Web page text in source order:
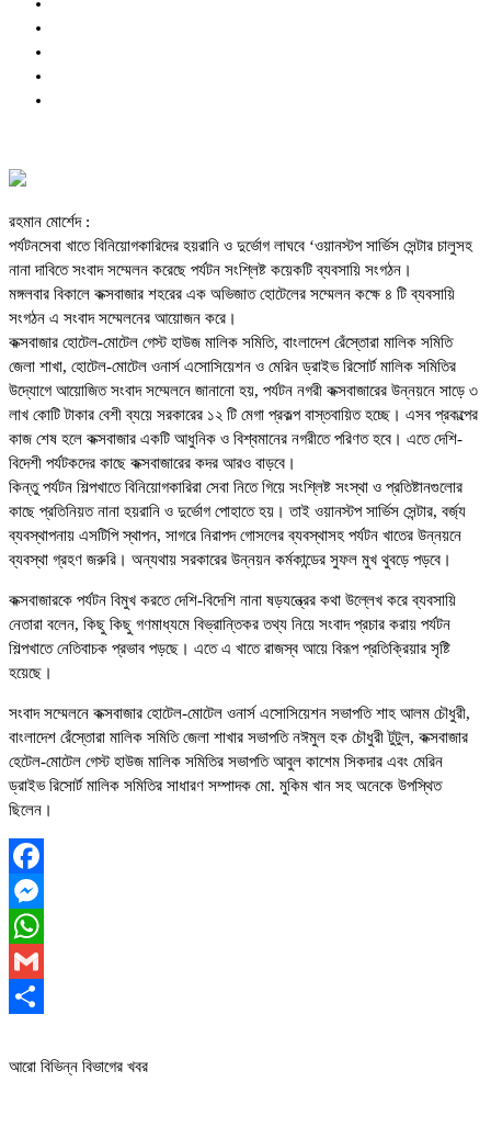
রহমান মোর্শেদ :
পর্যটনসেবা খাতে বিনিয়োগকারিদের হয়রানি ও দুর্ভোগ লাঘবে ‘ওয়ানস্টপ সার্ভিস সেন্টার চালুসহ
নানা দাবিতে সংবাদ সম্মেলন করেছে পর্যটন সংশ্লিষ্ট কয়েকটি ব্যবসায়ি সংগঠন।
মঙ্গলবার বিকালে কক্সবাজার শহরের এক অভিজাত হোটেলের সম্মেলন কক্ষে ৪ টি ব্যবসায়ি
সংগঠন এ সংবাদ সম্মেলনের আয়োজন করে।
কক্সবাজার হোটেল-মোটেল গেস্ট হাউজ মালিক সমিতি, বাংলাদেশ রেঁস্তোরা মালিক সমিতি
জেলা শাখা, হোটেল-মোটেল ওনার্স এসোসিয়েশন ও মেরিন ড্রাইভ রিসোর্ট মালিক সমিতির
উদ্যোগে আয়োজিত সংবাদ সম্মেলনে জানানো হয়, পর্যটন নগরী কক্সবাজারের উন্নয়নে সাড়ে ৩
লাখ কোটি টাকার বেশী ব্যয়ে সরকারের ১২ টি মেগা প্রকল্প বাস্তবায়িত হচ্ছে। এসব প্রকল্পের
কাজ শেষ হলে কক্সবাজার একটি আধুনিক ও বিশ্বমানের নগরীতে পরিণত হবে। এতে দেশি-
বিদেশী পর্যটকদের কাছে কক্সবাজারের কদর আরও বাড়বে।
কিন্তু পর্যটন শিল্পখাতে বিনিয়োগকারিরা সেবা নিতে গিয়ে সংশ্লিষ্ট সংস্থা ও প্রতিষ্টানগুলোর
কাছে প্রতিনিয়ত নানা হয়রানি ও দুর্ভোগ পোহাতে হয়। তাই ওয়ানস্টপ সার্ভিস সেন্টার, বর্জ্য
ব্যবস্থাপনায় এসটিপি স্থাপন, সাগরে নিরাপদ গোসলের ব্যবস্থাসহ পর্যটন খাতের উন্নয়নে
ব্যবস্থা গ্রহণ জরুরি। অন্যথায় সরকারের উন্নয়ন কর্মকান্ডের সুফল মুখ থুবড়ে পড়বে।
কক্সবাজারকে পর্যটন বিমুখ করতে দেশি-বিদেশি নানা ষড়যন্ত্রের কথা উল্লেখ করে ব্যবসায়ি
নেতারা বলেন, কিছু কিছু গণমাধ্যমে বিভ্রান্তিকর তথ্য নিয়ে সংবাদ প্রচার করায় পর্যটন
শিল্পখাতে নেতিবাচক প্রভাব পড়ছে। এতে এ খাতে রাজস্ব আয়ে বিরূপ প্রতিক্রিয়ার সৃষ্টি
হয়েছে।
সংবাদ সম্মেলনে কক্সবাজার হোটেল-মোটেল ওনার্স এসোসিয়েশন সভাপতি শাহ আলম চৌধুরী,
বাংলাদেশ রেঁস্তোরা মালিক সমিতি জেলা শাখার সভাপতি নঈমুল হক চৌধুরী টুটুল, কক্সবাজার
হেটেল-মোটেল গেস্ট হাউজ মালিক সমিতির সভাপতি আবুল কাশেম সিকদার এবং মেরিন
ড্রাইভ রিসোর্ট মালিক সমিতির সাধারণ সম্পাদক মো. মুকিম খান সহ অনেকে উপস্থিত
ছিলেন।
Facebook
Messenger
WhatsApp
Gmail
আরো বিভিন্ন বিভাগের খবর